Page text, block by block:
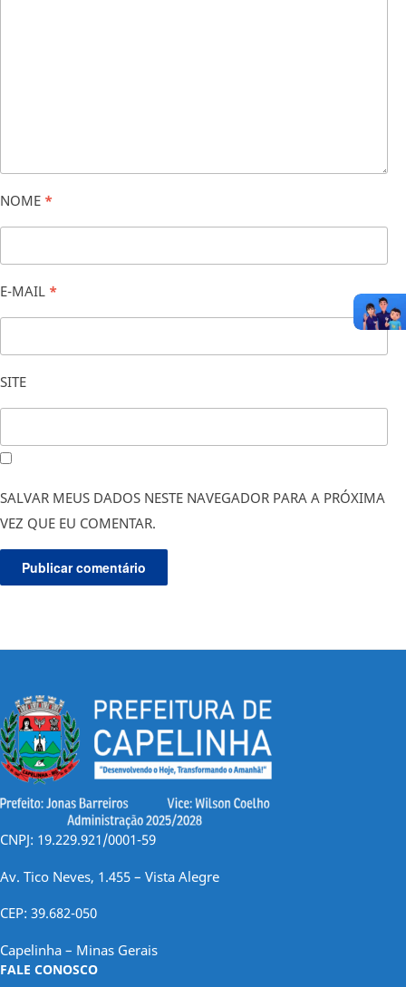
NOME *
E-MAIL *
SITE
SALVAR MEUS DADOS NESTE NAVEGADOR PARA A PRÓXIMA
VEZ QUE EU COMENTAR.
CNPJ: 19.229.921/0001-59
Av. Tico Neves, 1.455 – Vista Alegre
CEP: 39.682-050
Capelinha – Minas Gerais
FALE CONOSCO